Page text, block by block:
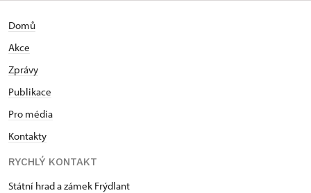
Domů
Akce
Zprávy
Publikace
Pro média
Kontakty
RYCHLÝ KONTAKT
Státní hrad a zámek Frýdlant